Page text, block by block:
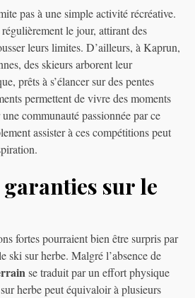
pas à une simple activité récréative.
le jour, attirant des
leurs limites. D’ailleurs, à Kaprun,
des skieurs arborent leur
prêts à s’élancer sur des pentes
permettent de vivre des moments
communauté passionnée par ce
assister à ces compétitions peut
garanties sur le
fortes pourraient bien être surpris par
ski sur herbe. Malgré l’absence de
se traduit par un effort physique
herbe peut équivaloir à plusieurs